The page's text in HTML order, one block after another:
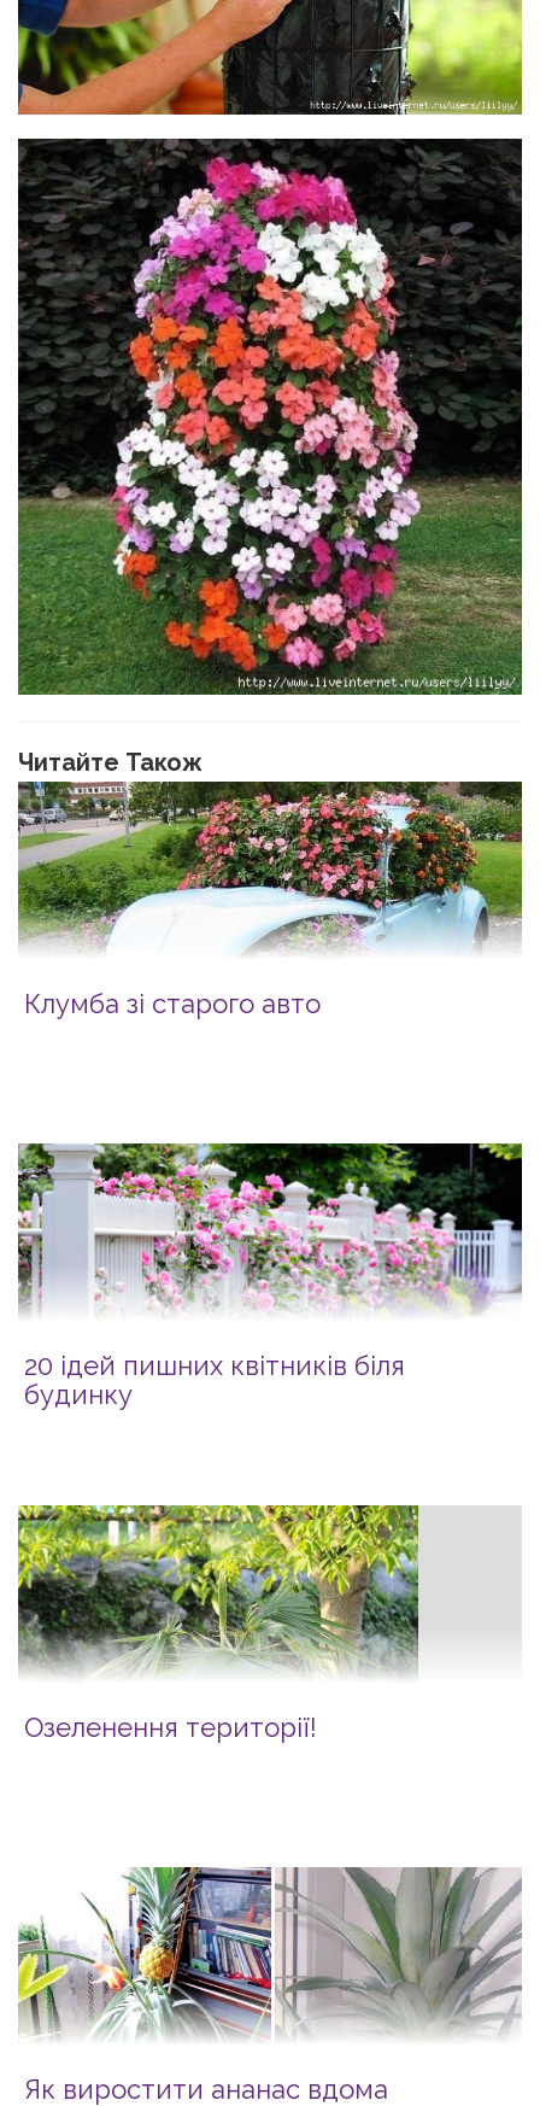
Читайте Також
Клумба зі старого авто
20 ідей пишних квітників біля
будинку
Озеленення території!
Як виростити ананас вдома